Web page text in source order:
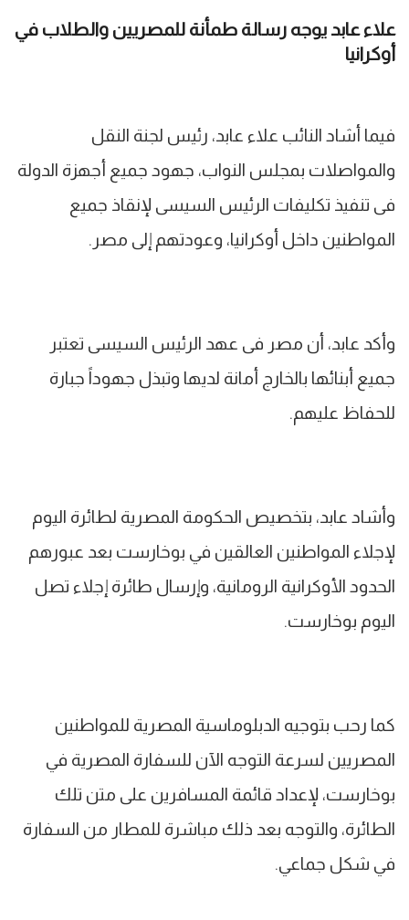
علاء عابد يوجه رسالة طمأنة للمصريين والطلاب في
أوكرانيا
فيما أشاد النائب علاء عابد، رئيس لجنة النقل
والمواصلات بمجلس النواب، جهود جميع أجهزة الدولة
فى تنفيذ تكليفات الرئيس السيسى لإنقاذ جميع
المواطنين داخل أوكرانيا، وعودتهم إلى مصر.
وأكد عابد، أن مصر فى عهد الرئيس السيسى تعتبر
جميع أبنائها بالخارج أمانة لديها وتبذل جهوداً جبارة
للحفاظ عليهم.
وأشاد عابد، بتخصيص الحكومة المصرية لطائرة اليوم
لإجلاء المواطنين العالقين في بوخارست بعد عبورهم
الحدود الأوكرانية الرومانية، وإرسال طائرة إجلاء تصل
اليوم بوخارست.
كما رحب بتوجيه الدبلوماسية المصرية للمواطنين
المصريين لسرعة التوجه الآن للسفارة المصرية في
بوخارست، لإعداد قائمة المسافرين على متن تلك
الطائرة، والتوجه بعد ذلك مباشرة للمطار من السفارة
في شكل جماعي.